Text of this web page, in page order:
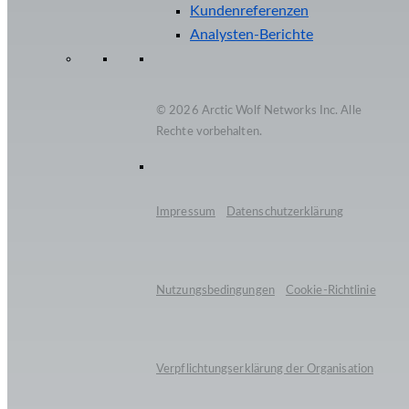
Kundenreferenzen
Analysten-Berichte
© 2026 Arctic Wolf Networks Inc. Alle
Rechte vorbehalten.
Impressum Datenschutzerklärung
Nutzungsbedingungen Cookie-Richtlinie
Verpflichtungserklärung der Organisation